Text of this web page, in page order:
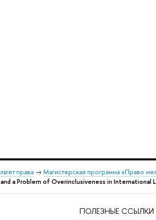
права→ Магистерская программа «Право
a Problem of Overinclusiveness in International
ПОЛЕЗНЫЕ ССЫЛКИ